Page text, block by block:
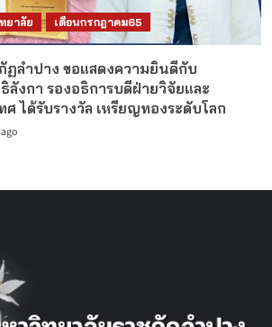
ยาลัย เดือนกรกฎาคม65
ฏลำปาง ขอแสดงความยินดีกับ
ลังกา รองอธิการบดีฝ่ายวิจัยและ
ศ ได้รับรางวัล เหรียญทองระดับโลก